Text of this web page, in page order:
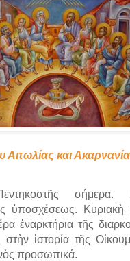
Αιτωλίας και
σήμερα.
ὑποσχέσεως. Κυριακὴ
ἐναρκτήρια τῆς
στὴν ἱστορία τῆς
προσωπικά.